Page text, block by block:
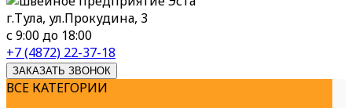
г.Тула, ул.Прокудина, 3
с 9:00 до 18:00
+7 (4872) 22-37-18
ЗАКАЗАТЬ ЗВОНОК
ВСЕ КАТЕГОРИИ